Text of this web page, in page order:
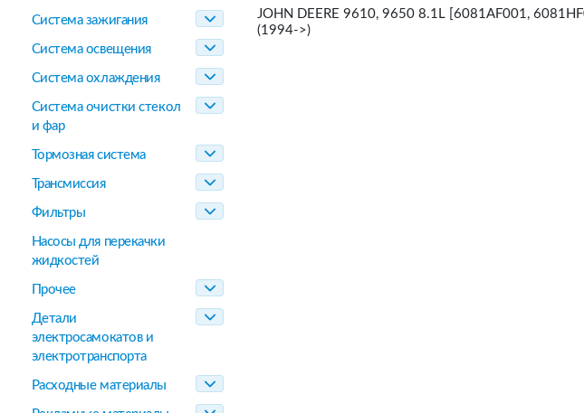
Система зажигания
Система освещения
Система охлаждения
Система очистки стекол
и фар
Тормозная система
Трансмиссия
Фильтры
Насосы для перекачки
жидкостей
Прочее
Детали
электросамокатов и
электротранспорта
Расходные материалы
JOHN DEERE 9610, 9650 8.1L [6081AF001,
(1994->)